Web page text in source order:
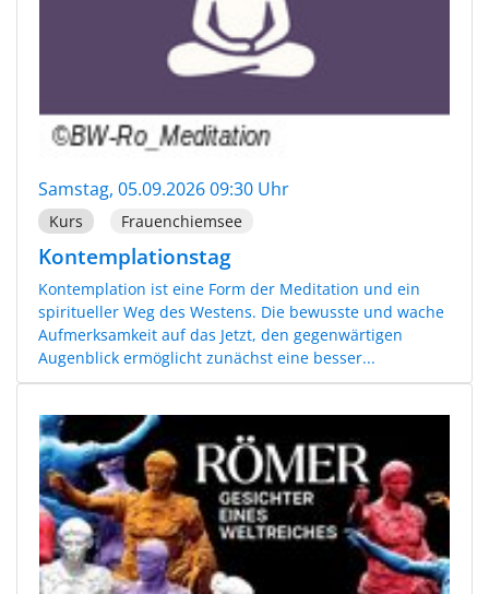
Samstag, 05.09.2026 09:30 Uhr
Kurs Frauenchiemsee
Kontemplationstag
Kontemplation ist eine Form der Meditation und ein
spiritueller Weg des Westens. Die bewusste und wache
Aufmerksamkeit auf das Jetzt, den gegenwärtigen
Augenblick ermöglicht zunächst eine besser...